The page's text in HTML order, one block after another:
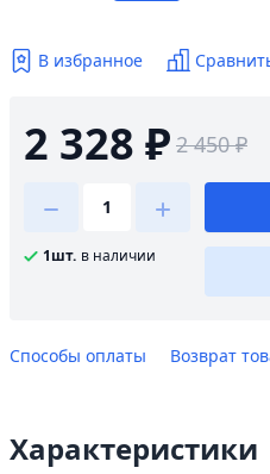
В избранное
2 328 ₽ 2 450 ₽
1шт. в наличии
Способы оплаты Возврат
Характеристики